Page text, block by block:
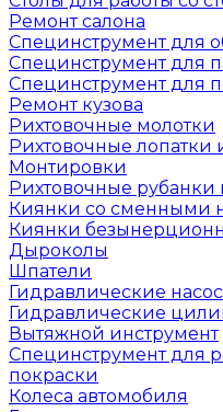
Ремонт салона
Специнструмент для
Специнструмент для
Специнструмент для
Ремонт кузова
Рихтовочные молотки
Рихтовочные
Монтировки
Рихтовочные
Киянки со сменными
Киянки
Дыроколы
Шпатели
Гидравлические
Гидравлические
Вытяжной инструмент
Специнструмент для
покраски
Колеса автомобиля